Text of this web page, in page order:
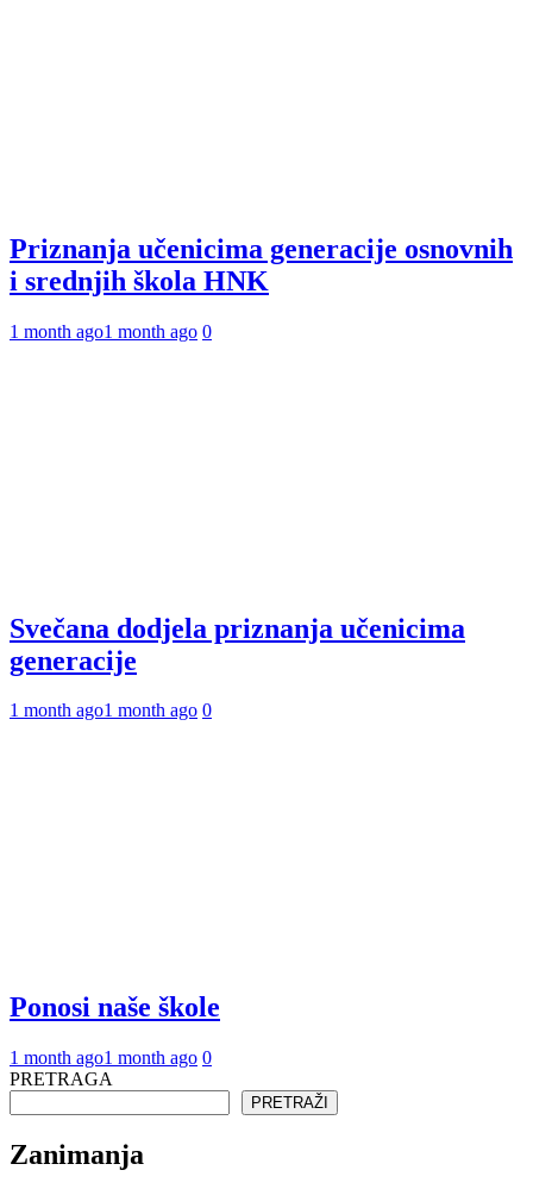
Priznanja učenicima generacije osnovnih
i srednjih škola HNK
1 month ago1 month ago 0
Svečana dodjela priznanja učenicima
generacije
1 month ago1 month ago 0
Ponosi naše škole
1 month ago1 month ago 0
PRETRAGA
PRETRAŽI
Zanimanja